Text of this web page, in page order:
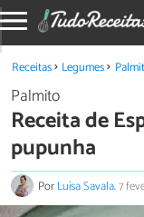
Receitas Legumes
Palmito
Receita de
pupunha
PorLuísa Savala.7